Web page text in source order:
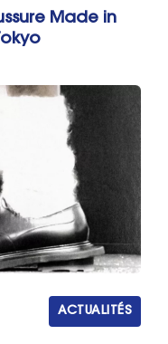
Made in
ACTUALITÉS